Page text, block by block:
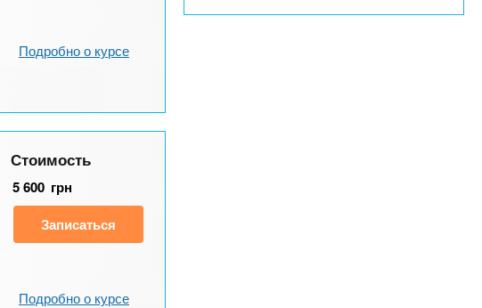
Подробно о курсе
Стоимость
5 600 грн
Записаться
Подробно о курсе